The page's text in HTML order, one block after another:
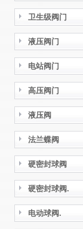
卫生级阀门
液压阀门
电站阀门
高压阀门
液压阀
法兰蝶阀
硬密封球阀
硬密封球阀.
电动球阀.